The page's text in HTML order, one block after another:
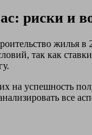
риски и
жилья
так как
на успешность
все